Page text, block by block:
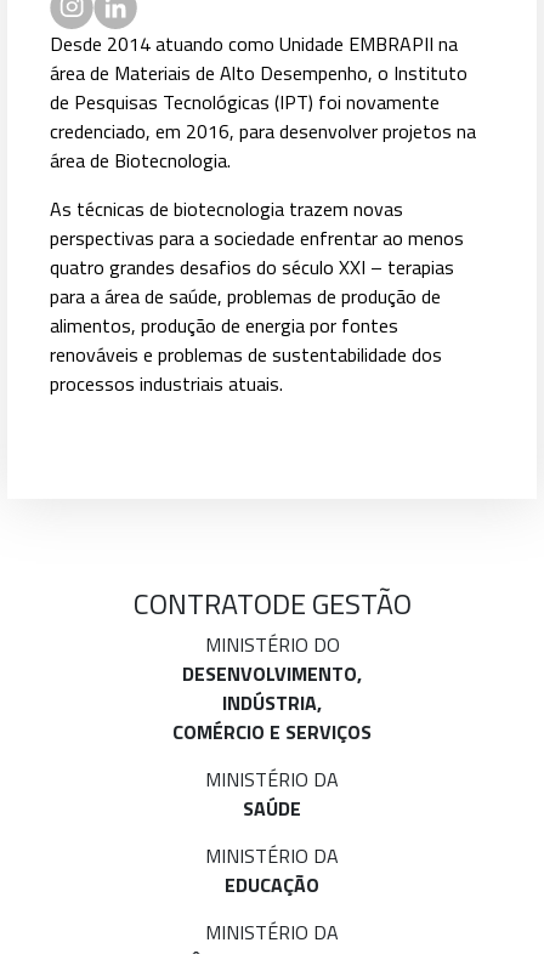
Desde 2014 atuando como Unidade EMBRAPII na
área de Materiais de Alto Desempenho, o Instituto
de Pesquisas Tecnológicas (IPT) foi novamente
credenciado, em 2016, para desenvolver projetos na
área de Biotecnologia.
As técnicas de biotecnologia trazem novas
perspectivas para a sociedade enfrentar ao menos
quatro grandes desafios do século XXI – terapias
para a área de saúde, problemas de produção de
alimentos, produção de energia por fontes
renováveis e problemas de sustentabilidade dos
processos industriais atuais.
CONTRATODE GESTÃO
MINISTÉRIO DO
DESENVOLVIMENTO,
INDÚSTRIA,
COMÉRCIO E SERVIÇOS
MINISTÉRIO DA
SAÚDE
MINISTÉRIO DA
EDUCAÇÃO
MINISTÉRIO DA